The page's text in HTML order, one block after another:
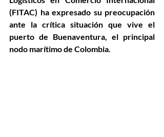
(FITAC) ha expresado su preocupación
ante la crítica situación que vive el
puerto de Buenaventura, el principal
nodo marítimo de Colombia.